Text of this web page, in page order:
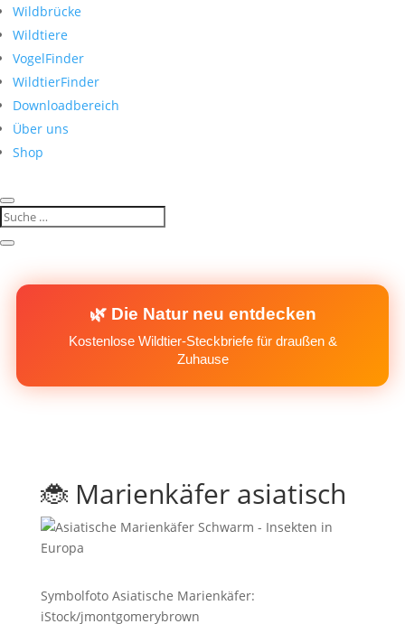
Wildbrücke
Wildtiere
VogelFinder
WildtierFinder
Downloadbereich
Über uns
Shop
🌿 Die Natur neu entdecken
Kostenlose Wildtier-Steckbriefe für draußen &
Zuhause
🐞 Marienkäfer asiatisch
Symbolfoto Asiatische Marienkäfer:
iStock/jmontgomerybrown